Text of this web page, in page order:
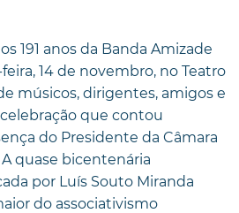
191 anos da Banda Amizade
14 de novembro, no Teatro
músicos, dirigentes, amigos e
que contou
do Presidente da Câmara
quase bicentenária
por Luís Souto Miranda
do associativismo